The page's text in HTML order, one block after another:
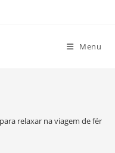
Menu
relaxar na viagem de férias